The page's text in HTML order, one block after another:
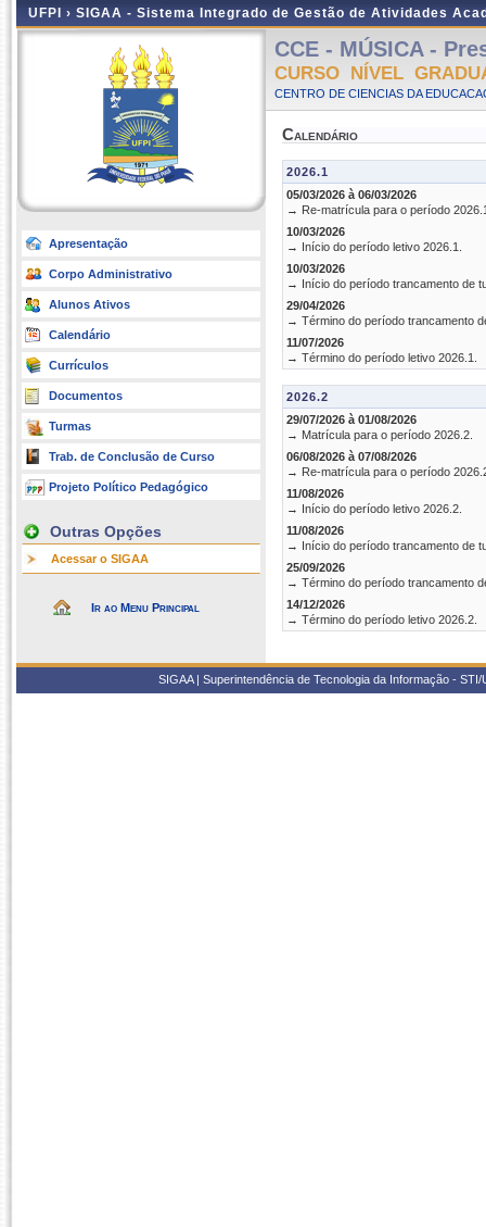
UFPI › SIGAA - Sistema Integrado de Gestão de Atividades
Apresentação
Corpo Administrativo
Alunos Ativos
Calendário
Currículos
Documentos
Turmas
Trab. de Conclusão de Curso
Projeto Político Pedagógico
Outras Opções
Acessar o SIGAA
Ir ao Menu Principal
CCE - MÚSICA -
CURSO NÍVEL
CENTRO DE CIENCIAS DA
Calendário
2026.1
05/03/2026 à 06/03/2026
→ Re-matrícula para o período
10/03/2026
→ Início do período letivo 2026.1.
10/03/2026
→ Início do período trancamento de
29/04/2026
→ Término do período trancamento
11/07/2026
→ Término do período letivo 2026.1.
2026.2
29/07/2026 à 01/08/2026
→ Matrícula para o período 2026.2.
06/08/2026 à 07/08/2026
→ Re-matrícula para o período
11/08/2026
→ Início do período letivo 2026.2.
11/08/2026
→ Início do período trancamento de
25/09/2026
→ Término do período trancamento
14/12/2026
→ Término do período letivo 2026.2.
SIGAA | Superintendência de Tecnologia da Informação -